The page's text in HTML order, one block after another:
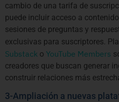
cambio de una tarifa de
puede incluir acceso a
sesiones de preguntas y
exclusivas para suscriptores.
Substack o YouTube Members
creadores que buscan generar
construir relaciones más
3-Ampliación a nuevas